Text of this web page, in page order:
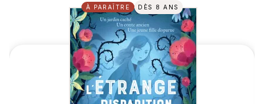
À PARAÎTRE DÈS 8 ANS